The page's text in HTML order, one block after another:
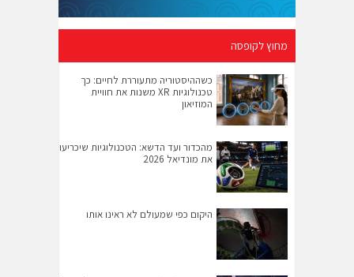
מחוץ לקופסה
כשההיסטוריה מתעוררת לחיים: כך
טכנולוגיות XR משנות את חוויית
המוזיאון
מהכדור ועד הדשא: הטכנולוגיות שיכריעו
את מונדיאל 2026
היקום כפי שמעולם לא ראינו אותו